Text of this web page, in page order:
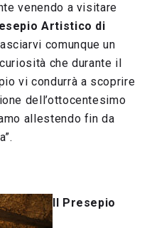
venendo a visitare
Artistico di
comunque un
che durante il
vi condurrà a scoprire
dell’ottocentesimo
allestendo fin da
Il Presepio